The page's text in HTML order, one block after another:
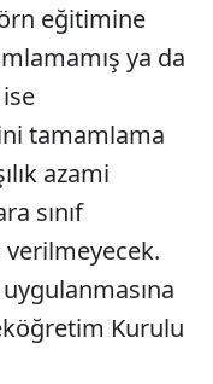
eğitimine
ya da
tamamlama
azami
sınıf
verilmeyecek.
Kurulu